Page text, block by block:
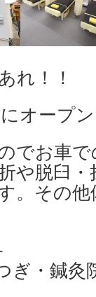
れ！！
オープ
でお車
や脱臼
。その
ぎ・鍼灸